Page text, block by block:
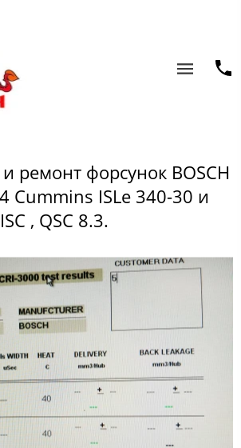
ремонт форсунок BOSCH
Cummins ISLe 340-30 и
, QSC 8.3.